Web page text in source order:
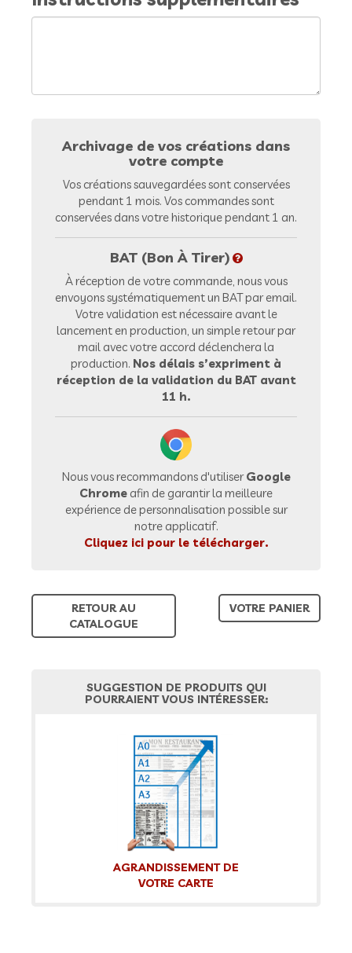
Archivage de vos créations dans
votre compte
Vos créations sauvegardées sont conservées
pendant 1 mois. Vos commandes sont
conservées dans votre historique pendant 1 an.
BAT (Bon À Tirer)
À réception de votre commande, nous vous
envoyons systématiquement un BAT par email.
Votre validation est nécessaire avant le
lancement en production, un simple retour par
mail avec votre accord déclenchera la
production. Nos délais s’expriment à
réception de la validation du BAT avant
11 h.
Nous vous recommandons d'utiliserGoogle
Chrome afin de garantir la meilleure
expérience de personnalisation possible sur
notre applicatif.
Cliquez ici pour le télécharger.
RETOUR AU
CATALOGUE
VOTRE PANIER
SUGGESTION DE PRODUITS QUI
POURRAIENT VOUS INTÉRESSER:
AGRANDISSEMENT DE
VOTRE CARTE